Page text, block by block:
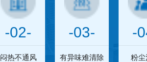
-02-
闷热不通风
-03-
有异味难清除
-
粉尘